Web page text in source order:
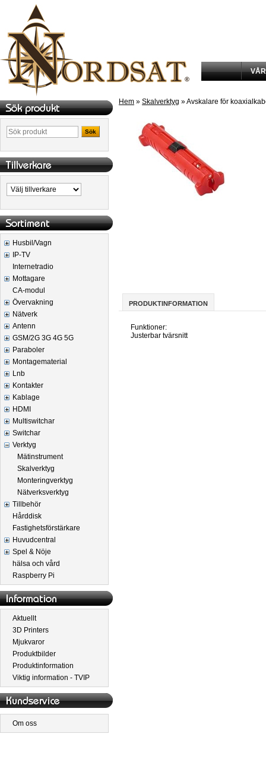
Sök
Husbil/Vagn
IP-TV
Internetradio
Mottagare
CA-modul
Övervakning
Nätverk
Antenn
GSM/2G 3G 4G 5G
Paraboler
Montagematerial
Lnb
Kontakter
Kablage
HDMI
Multiswitchar
Switchar
Verktyg
Mätinstrument
Skalverktyg
Monteringverktyg
Nätverksverktyg
Tillbehör
Hårddisk
Fastighetsförstärkare
Huvudcentral
Spel & Nöje
hälsa och vård
Raspberry Pi
Aktuellt
3D Printers
Mjukvaror
Produktbilder
Produktinformation
Viktig information - TVIP
Om oss
Hem » Skalverktyg » Avskalare för
PRODUKTINFORMATION
Funktioner:
Justerbar tvärsnitt